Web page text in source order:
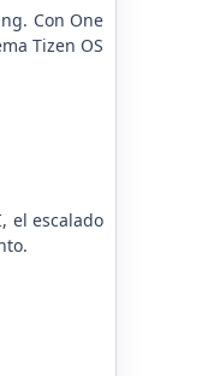
Con One
Tizen OS
el escalado